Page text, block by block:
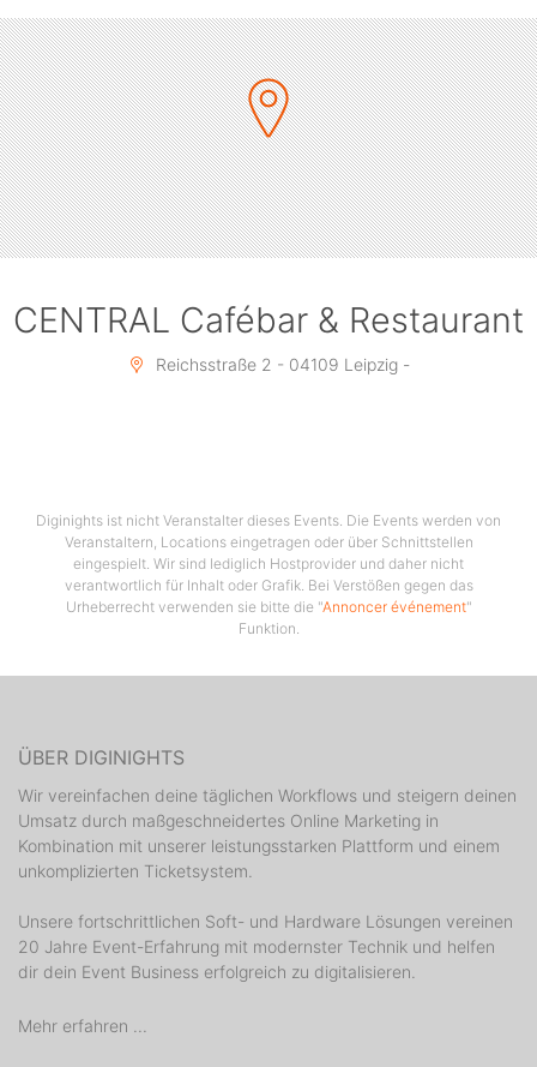
CENTRAL Cafébar & Restaurant
Reichsstraße 2 - 04109 Leipzig -
Diginights ist nicht Veranstalter dieses Events. Die Events werden von
Veranstaltern, Locations eingetragen oder über Schnittstellen
eingespielt. Wir sind lediglich Hostprovider und daher nicht
verantwortlich für Inhalt oder Grafik. Bei Verstößen gegen das
Urheberrecht verwenden sie bitte die "Annoncer événement"
Funktion.
ÜBER DIGINIGHTS
Wir vereinfachen deine täglichen Workflows und steigern deinen
Umsatz durch maßgeschneidertes Online Marketing in
Kombination mit unserer leistungsstarken Plattform und einem
unkomplizierten Ticketsystem.
Unsere fortschrittlichen Soft- und Hardware Lösungen vereinen
20 Jahre Event-Erfahrung mit modernster Technik und helfen
dir dein Event Business erfolgreich zu digitalisieren.
Mehr erfahren ...